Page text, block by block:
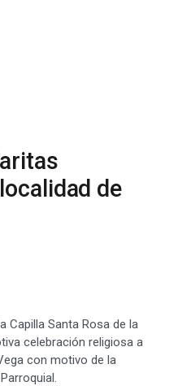
de
Capilla Santa Rosa de la
celebración religiosa a
con motivo de la